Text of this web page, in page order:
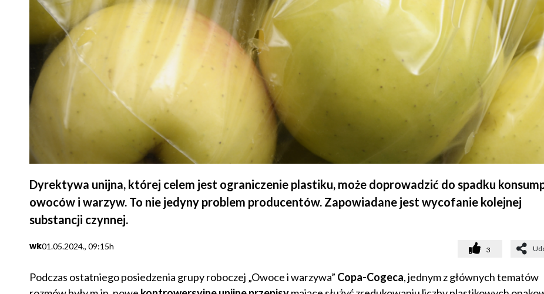
Dyrektywa unijna, której celem jest ograniczenie plastiku, może doprowadzić do spadku
owoców i warzyw. To nie jedyny problem producentów. Zapowiadane jest wycofanie kolejnej
substancji czynnej.
wk01.05.2024., 09:15h 3
Podczas ostatniego posiedzenia grupy roboczej „Owoce i warzywa” Copa-Cogeca, jednym z głównych tematów